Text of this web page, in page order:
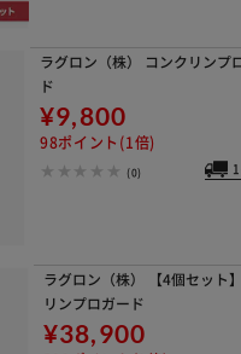
ラグロン（株） コンクリンプ
ド
¥9,800
98ポイント(1倍)
(0)
ラグロン（株） 【4個セット
リンプロガード
¥38,900